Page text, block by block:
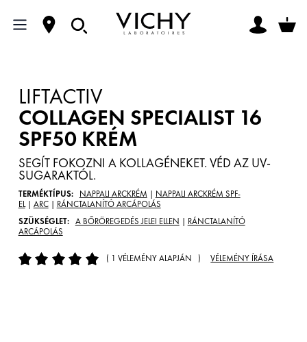
LIFTACTIV
COLLAGEN SPECIALIST 16
SPF50 KRÉM
SEGÍT FOKOZNI A KOLLAGÉNEKET. VÉD AZ UV-
SUGARAKTÓL.
TERMÉKTÍPUS: NAPPALI ARCKRÉM | NAPPALI ARCKRÉM SPF-
EL| ARC| RÁNCTALANÍTÓ ARCÁPOLÁS
SZÜKSÉGLET: A BŐRÖREGEDÉS JELEI ELLEN | RÁNCTALANÍTÓ
ARCÁPOLÁS
( 1 VÉLEMÉNY ALAPJÁN ) VÉLEMÉNY ÍRÁSA